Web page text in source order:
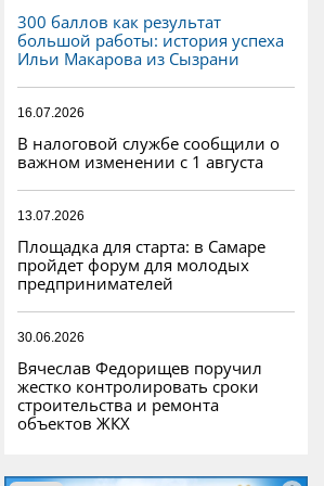
300 баллов как результат
большой работы: история успеха
Ильи Макарова из Сызрани
16.07.2026
В налоговой службе сообщили о
важном изменении с 1 августа
13.07.2026
Площадка для старта: в Самаре
пройдет форум для молодых
предпринимателей
30.06.2026
Вячеслав Федорищев поручил
жестко контролировать сроки
строительства и ремонта
объектов ЖКХ